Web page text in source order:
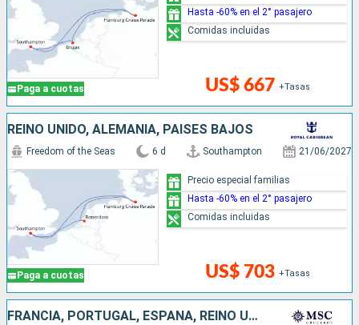
Paga a cuotas US$ 667 +Tasas
Hasta -60% en el 2° pasajero
Comidas incluidas
REINO UNIDO, ALEMANIA, PAISES BAJOS
Paga a cuotas
Freedom of the Seas 6 d Southampton 21/06/2027
US$ 703 +Tasas
Precio especial familias
Hasta -60% en el 2° pasajero
Comidas incluidas
FRANCIA, PORTUGAL, ESPAÑA, REINO UNIDO